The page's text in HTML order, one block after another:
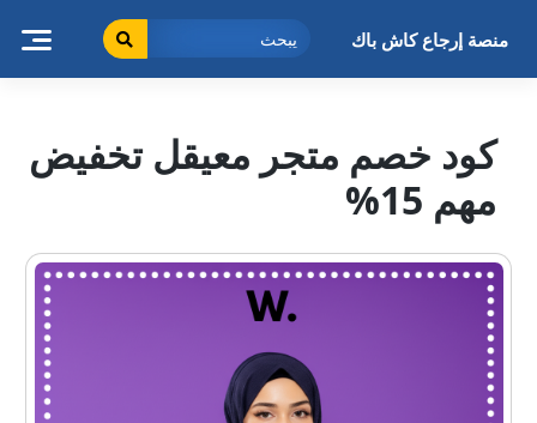
منصة إرجاع كاش باك
كود خصم متجر معيقل تخفيض
مهم 15%